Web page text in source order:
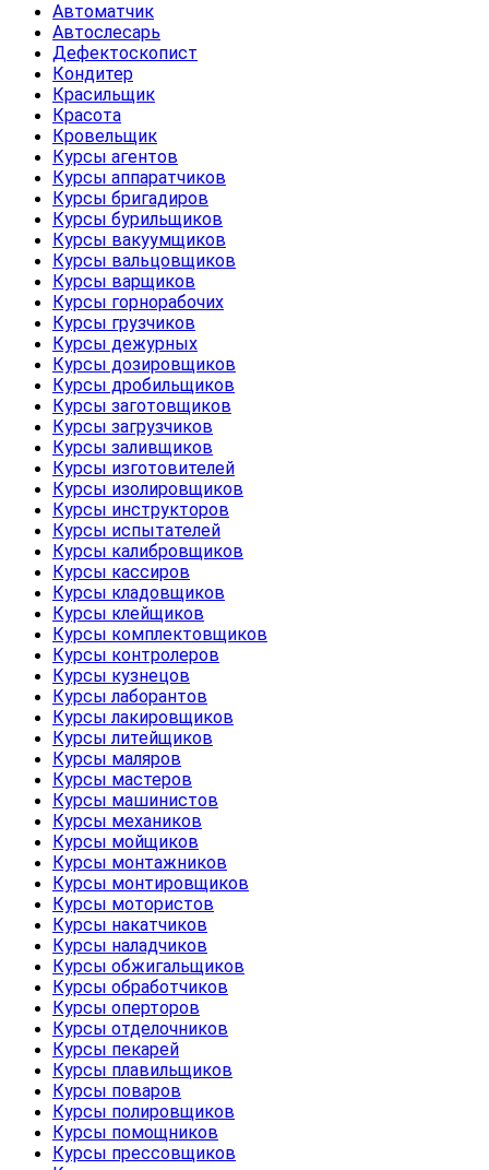
Автоматчик
Автослесарь
Дефектоскопист
Кондитер
Красильщик
Красота
Кровельщик
Курсы агентов
Курсы аппаратчиков
Курсы бригадиров
Курсы бурильщиков
Курсы вакуумщиков
Курсы вальцовщиков
Курсы варщиков
Курсы горнорабочих
Курсы грузчиков
Курсы дежурных
Курсы дозировщиков
Курсы дробильщиков
Курсы заготовщиков
Курсы загрузчиков
Курсы заливщиков
Курсы изготовителей
Курсы изолировщиков
Курсы инструкторов
Курсы испытателей
Курсы калибровщиков
Курсы кассиров
Курсы кладовщиков
Курсы клейщиков
Курсы комплектовщиков
Курсы контролеров
Курсы кузнецов
Курсы лаборантов
Курсы лакировщиков
Курсы литейщиков
Курсы маляров
Курсы мастеров
Курсы машинистов
Курсы механиков
Курсы мойщиков
Курсы монтажников
Курсы монтировщиков
Курсы мотористов
Курсы накатчиков
Курсы наладчиков
Курсы обжигальщиков
Курсы обработчиков
Курсы оперторов
Курсы отделочников
Курсы пекарей
Курсы плавильщиков
Курсы поваров
Курсы полировщиков
Курсы помощников
Курсы прессовщиков